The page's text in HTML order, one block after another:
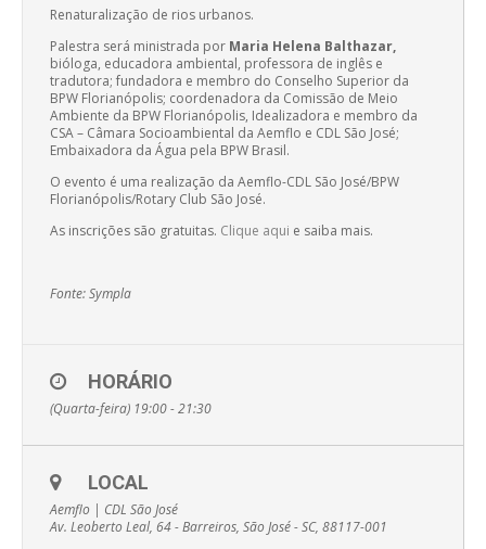
Renaturalização de rios urbanos.
Palestra será ministrada por Maria Helena Balthazar,
bióloga, educadora ambiental, professora de inglês e
tradutora; fundadora e membro do Conselho Superior da
BPW Florianópolis; coordenadora da Comissão de Meio
Ambiente da BPW Florianópolis, Idealizadora e membro da
CSA – Câmara Socioambiental da Aemflo e CDL São José;
Embaixadora da Água pela BPW Brasil.
O evento é uma realização da Aemflo-CDL São José/BPW
Florianópolis/Rotary Club São José.
As inscrições são gratuitas. Clique aqui e saiba mais.
Fonte: Sympla
HORÁRIO
(Quarta-feira) 19:00 - 21:30
LOCAL
Aemflo | CDL São José
Av. Leoberto Leal, 64 - Barreiros, São José - SC, 88117-001